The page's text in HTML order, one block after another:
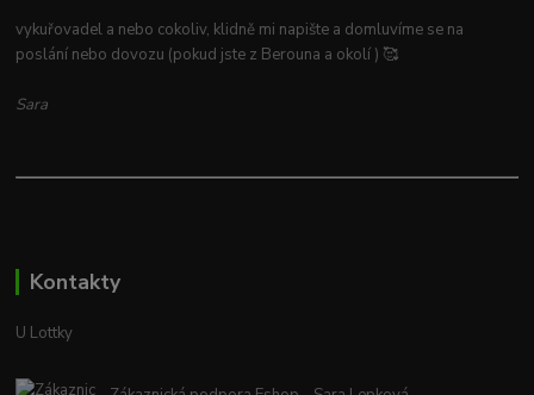
vykuřovadel a nebo cokoliv, klidně mi napište a domluvíme se na
poslání nebo dovozu (pokud jste z Berouna a okolí ) 🥰
Sara
Kontakty
U Lottky